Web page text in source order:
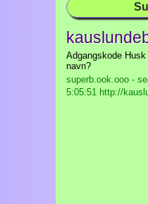
Adgangskode
navn?
superb.ook.ooo -
5:05:51 http://